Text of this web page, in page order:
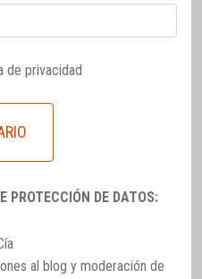
de privacidad
PROTECCIÓN DE DATOS:
al blog y moderación de